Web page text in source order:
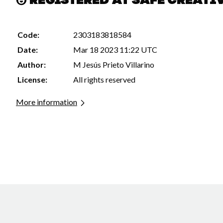
Code:
2303183818584
Date:
Mar 18 2023 11:22 UTC
Author:
M Jesús Prieto Villarino
License:
All rights reserved
More information